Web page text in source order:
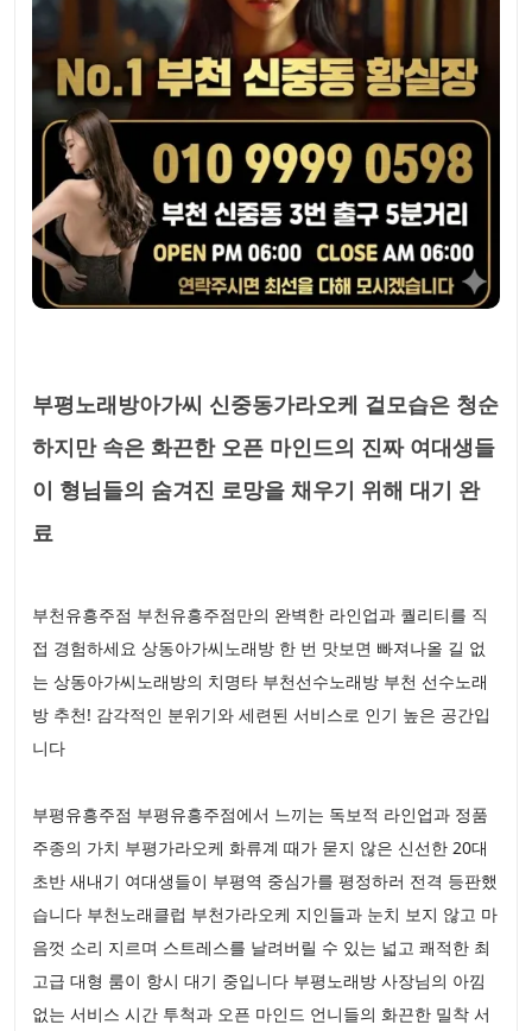
부평노래방아가씨 신중동가라오케 겉모습은 청순
하지만 속은 화끈한 오픈 마인드의 진짜 여대생들
이 형님들의 숨겨진 로망을 채우기 위해 대기 완
료
부천유흥주점 부천유흥주점만의 완벽한 라인업과 퀄리티를 직
접 경험하세요 상동아가씨노래방 한 번 맛보면 빠져나올 길 없
는 상동아가씨노래방의 치명타 부천선수노래방 부천 선수노래
방 추천! 감각적인 분위기와 세련된 서비스로 인기 높은 공간입
니다
부평유흥주점 부평유흥주점에서 느끼는 독보적 라인업과 정품
주종의 가치 부평가라오케 화류계 때가 묻지 않은 신선한 20대
초반 새내기 여대생들이 부평역 중심가를 평정하러 전격 등판했
습니다 부천노래클럽 부천가라오케 지인들과 눈치 보지 않고 마
음껏 소리 지르며 스트레스를 날려버릴 수 있는 넓고 쾌적한 최
고급 대형 룸이 항시 대기 중입니다 부평노래방 사장님의 아낌
없는 서비스 시간 투척과 오픈 마인드 언니들의 화끈한 밀착 서